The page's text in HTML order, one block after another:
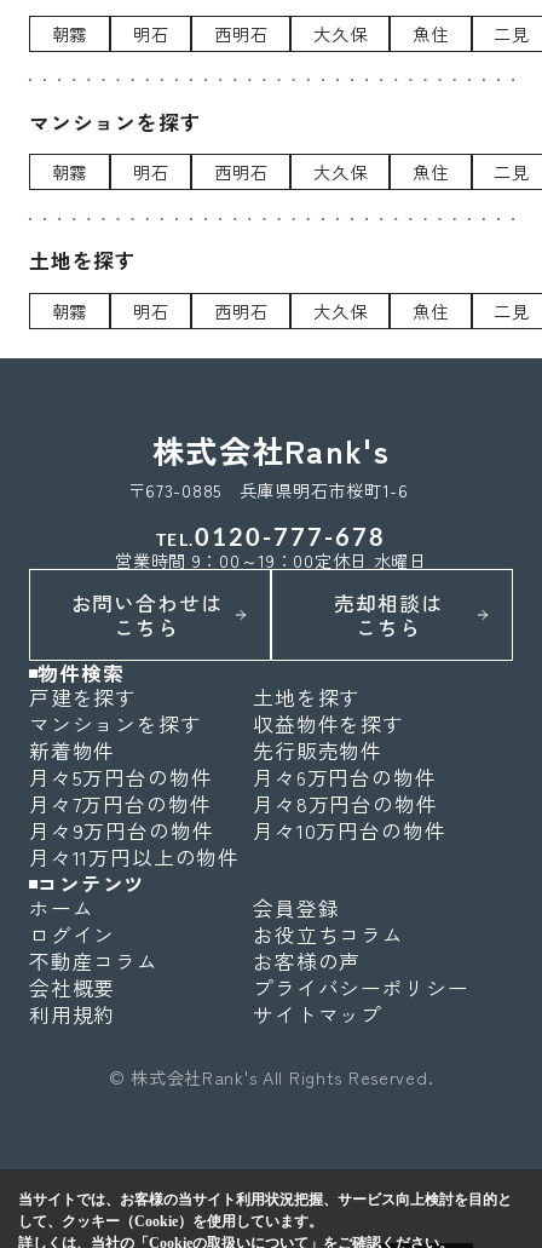
朝霧 明石 西明石 大久保 魚住 二見
マンションを探す
朝霧 明石 西明石 大久保 魚住 二見
土地を探す
朝霧 明石 西明石 大久保 魚住 二見
株式会社Rank's
〒673-0885 兵庫県明石市桜町1-6
TEL.0120-777-678
営業時間 9：00～19：00定休日 水曜日
お問い合わせは
こちら
売却相談は
こちら
物件検索
戸建を探す
土地を探す
マンションを探す
収益物件を探す
新着物件
先行販売物件
月々5万円台の物件
月々6万円台の物件
月々7万円台の物件
月々8万円台の物件
月々9万円台の物件
月々10万円台の物件
月々11万円以上の物件
コンテンツ
ホーム
会員登録
ログイン
お役立ちコラム
不動産コラム
お客様の声
会社概要
プライバシーポリシー
利用規約
サイトマップ
© 株式会社Rank's All Rights Reserved.
当サイトでは、お客様の当サイト利用状況把握、サービス向上検討を目的と
して、クッキー（Cookie）を使用しています。
詳しくは、当社の 「Cookieの取扱いについて」 をご確認ください。